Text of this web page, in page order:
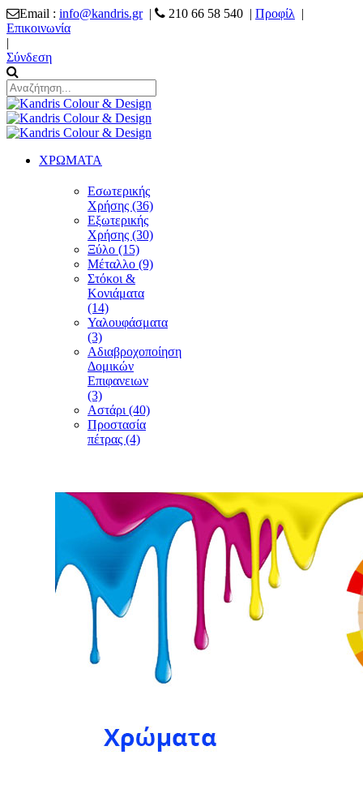
Email : info@kandris.gr| 210 66 58 540 | Προφίλ |
Επικοινωνία
|
Σύνδεση
ΧΡΩΜΑΤΑ
Εσωτερικής
Χρήσης (36)
Εξωτερικής
Χρήσης (30)
Ξύλο (15)
Μέταλλο (9)
Στόκοι &
Κονιάματα
(14)
Υαλουφάσματα
(3)
Αδιαβροχοποίηση
Δομικών
Επιφανειων
(3)
Αστάρι (40)
Προστασία
πέτρας (4)